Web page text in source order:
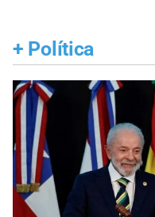
+ Política